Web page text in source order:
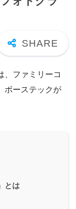
、ファミリーコ
ボーステックが
とは